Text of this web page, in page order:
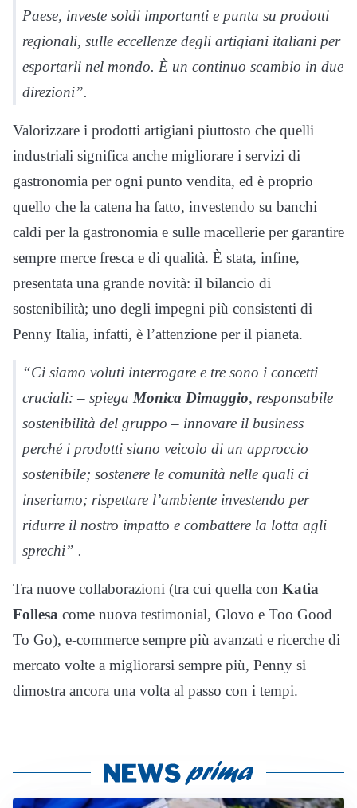
Paese, investe soldi importanti e punta su prodotti
regionali, sulle eccellenze degli artigiani italiani per
esportarli nel mondo. È un continuo scambio in due
direzioni”.
Valorizzare i prodotti artigiani piuttosto che quelli
industriali significa anche migliorare i servizi di
gastronomia per ogni punto vendita, ed è proprio
quello che la catena ha fatto, investendo su banchi
caldi per la gastronomia e sulle macellerie per garantire
sempre merce fresca e di qualità. È stata, infine,
presentata una grande novità: il bilancio di
sostenibilità; uno degli impegni più consistenti di
Penny Italia, infatti, è l’attenzione per il pianeta.
“Ci siamo voluti interrogare e tre sono i concetti
cruciali: – spiegaMonica Dimaggio, responsabile
sostenibilità del gruppo – innovare il business
perché i prodotti siano veicolo di un approccio
sostenibile; sostenere le comunità nelle quali ci
inseriamo; rispettare l’ambiente investendo per
ridurre il nostro impatto e combattere la lotta agli
sprechi” .
Tra nuove collaborazioni (tra cui quella con Katia
Follesa come nuova testimonial, Glovo e Too Good
To Go), e-commerce sempre più avanzati e ricerche di
mercato volte a migliorarsi sempre più, Penny si
dimostra ancora una volta al passo con i tempi.